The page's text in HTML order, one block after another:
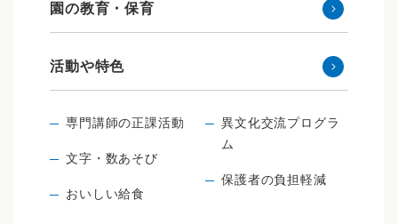
園の教育・保育
活動や特色
専門講師の正課活動
文字・数あそび
おいしい給食
異文化交流プログラ
ム
保護者の負担軽減